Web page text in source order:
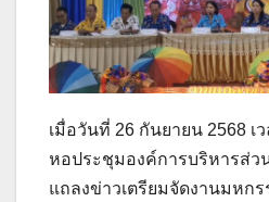
เมื่อวันที่ 26 กันยายน 2568 เ
หอประชุมองค์การบริหารส่ว
แถลงข่าวเตรียมจัดงานมหก